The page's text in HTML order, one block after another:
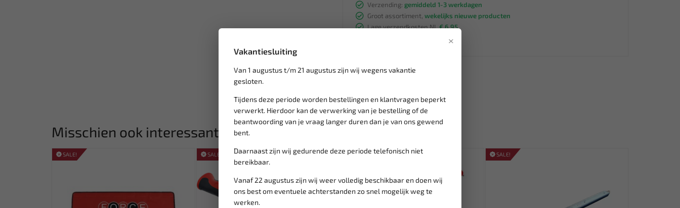
×
Vakantiesluiting
Van 1 augustus t/m 21 augustus zijn wij wegens vakantie
gesloten.
Tijdens deze periode worden bestellingen en klantvragen beperkt
verwerkt. Hierdoor kan de verwerking van je bestelling of de
beantwoording van je vraag langer duren dan je van ons gewend
bent.
Daarnaast zijn wij gedurende deze periode telefonisch niet
bereikbaar.
Vanaf 22 augustus zijn wij weer volledig beschikbaar en doen wij
ons best om eventuele achterstanden zo snel mogelijk weg te
werken.
Verzending: gemiddeld 1-3 werkdagen
Groot assortiment, wekelijks nieuwe producten
Lage verzendkosten NL€ 6,95
gratis verzending
Misschien ook interessant:
SALE! SALE! SALE! SALE!